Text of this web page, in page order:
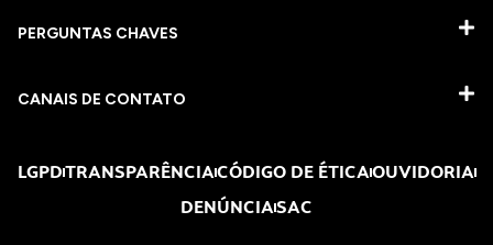
PERGUNTAS CHAVES​
CANAIS DE CONTATO
LGPDTRANSPARÊNCIACÓDIGO DE ÉTICAOUVIDORIA
DENÚNCIASAC